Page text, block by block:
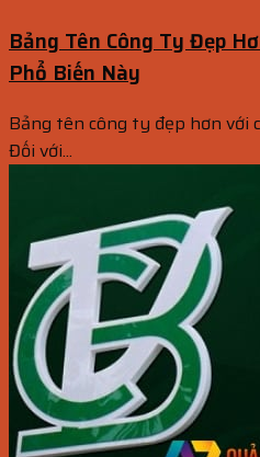
Bảng Tên Công Ty Đẹp
Phổ Biến Này
Bảng tên công ty đẹp hơn với
Đối với...